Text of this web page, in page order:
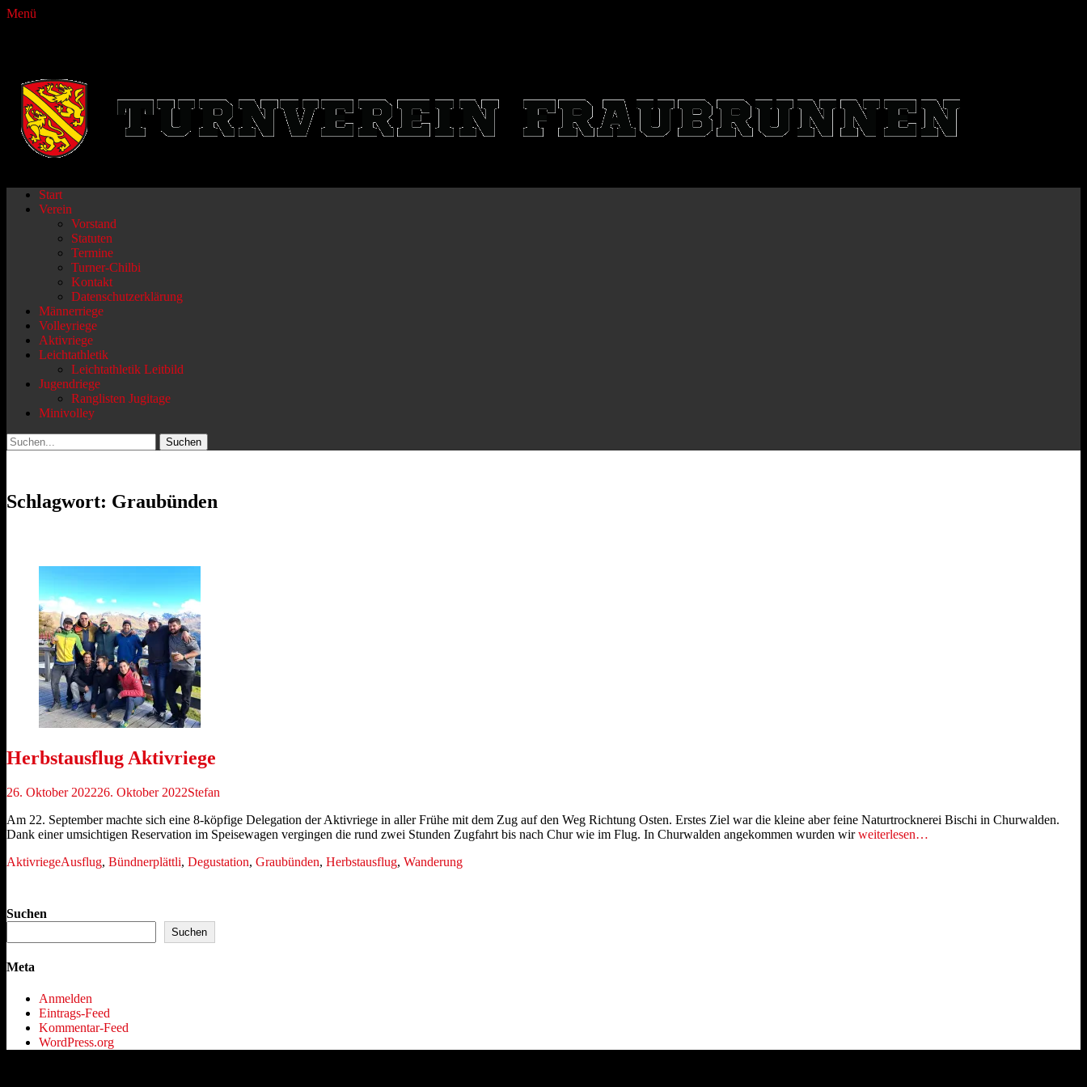
Menü
Primäres
Menü
Zum
Inhalt
Start
Verein
Vorstand
Statuten
Termine
Turner-Chilbi
Kontakt
Datenschutzerklärung
Männerriege
Volleyriege
Aktivriege
Leichtathletik
Leichtathletik Leitbild
Jugendriege
Ranglisten Jugitage
Minivolley
Suchen
Suchen
nach:
Schlagwort: Graubünden
Herbstausflug Aktivriege
Veröffentlicht
26. Oktober 202226. Oktober 2022Autor
Stefan
Am 22. September machte sich eine 8-köpfige Delegation der Aktivriege in aller Frühe mit dem Zug auf den Weg Richtung Osten. Erstes Ziel war die kleine aber feine Naturtrocknerei Bischi in Churwalden.
Dank einer umsichtigen Reservation im Speisewagen vergingen die rund zwei Stunden Zugfahrt bis nach Chur wie im Flug. In Churwalden angekommen wurden wirweiterlesen…
Kategorien
AktivriegeSchlagworte
Ausflug, Bündnerplättli, Degustation, Graubünden, Herbstausflug, Wanderung
Suchen
Suchen
Meta
Anmelden
Eintrags-Feed
Kommentar-Feed
WordPress.org